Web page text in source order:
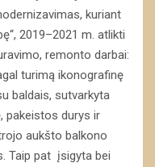
kuriant
2019–2021 m. atlikti
remonto darbai:
turimą ikonografinę
baldais, sutvarkyta
pakeistos durys ir
aukšto balkono
Taip pat įsigyta bei